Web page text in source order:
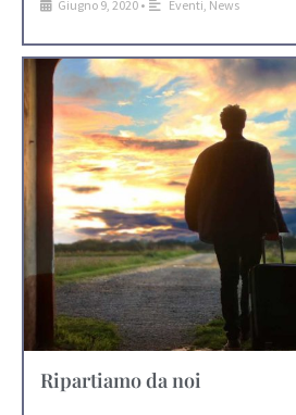
Giugno 9, 2020 • Eventi News
Ripartiamo da noi